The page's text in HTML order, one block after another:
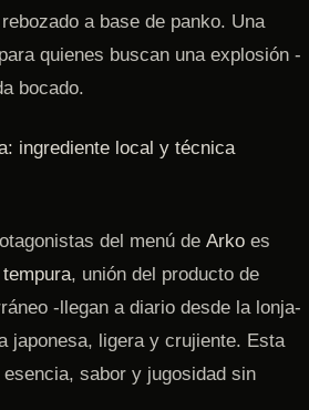
a base de panko. Una
quienes buscan una explosión -
bocado.
ingrediente local y técnica
del menú de Arko es
, unión del producto de
-llegan a diario desde la lonja-
japonesa, ligera y crujiente. Esta
sabor y jugosidad sin